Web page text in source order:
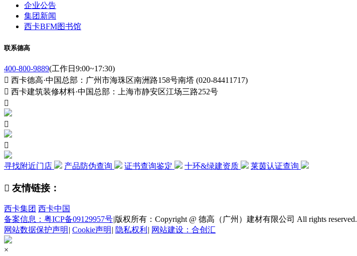
企业公告
集团新闻
西卡BFM图书馆
联系德高
400-800-9889(工作日9:00~17:30)
 西卡德高·中国总部：广州市海珠区南洲路158号南塔 (020-84411717)
 西卡建筑装修材料·中国总部：上海市静安区江场三路252号



寻找附近门店 产品防伪查询 证书查询鉴定 十环&绿建资质 莱茵认证查询
 友情链接：
西卡集团 西卡中国
备案信息：粤ICP备09129957号|版权所有：Copyright @ 德高（广州）建材有限公司 All rights reserved.
网站数据保护声明 | Cookie声明 | 隐私权利 | 网站建设：合创汇
×